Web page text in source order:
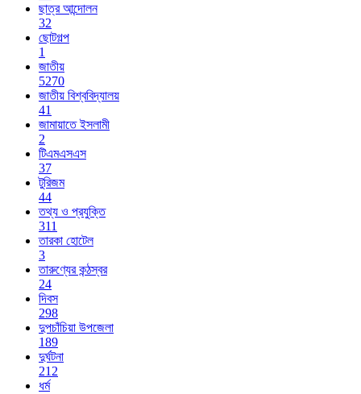
ছাত্র আন্দোলন
32
ছোটগল্প
1
জাতীয়
5270
জাতীয় বিশ্ববিদ্যালয়
41
জামায়াতে ইসলামী
2
টিএমএসএস
37
টুরিজম
44
তথ্য ও প্রযুক্তি
311
তারকা হোটেল
3
তারুণ্যের কন্ঠস্বর
24
দিবস
298
দুপচাঁচিয়া উপজেলা
189
দুর্ঘটনা
212
ধর্ম